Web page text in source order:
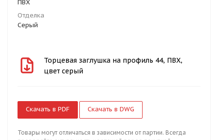
ПВХ
Отделка
Серый
Торцевая заглушка на профиль 44, ПВХ,
цвет серый
Скачать в PDF Скачать в DWG
Товары могут отличаться в зависимости от партии. Всегда